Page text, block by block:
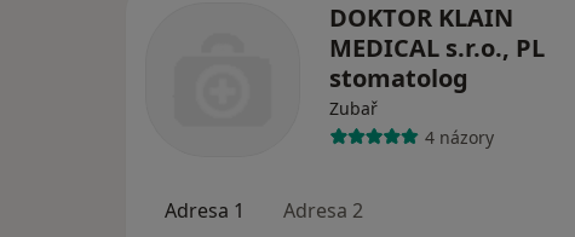
DOKTOR KLAIN
MEDICAL s.r.o., PL
stomatolog
Zubař
4 názory
Adresa 1 Adresa 2